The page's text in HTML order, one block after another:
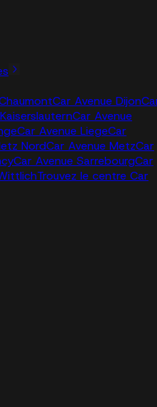
Car Avenue Dijon
Car Avenue
Car Avenue LiegeCar
NordCar Avenue MetzCar
Car Avenue SarrebourgCar
Trouvez le centre Car